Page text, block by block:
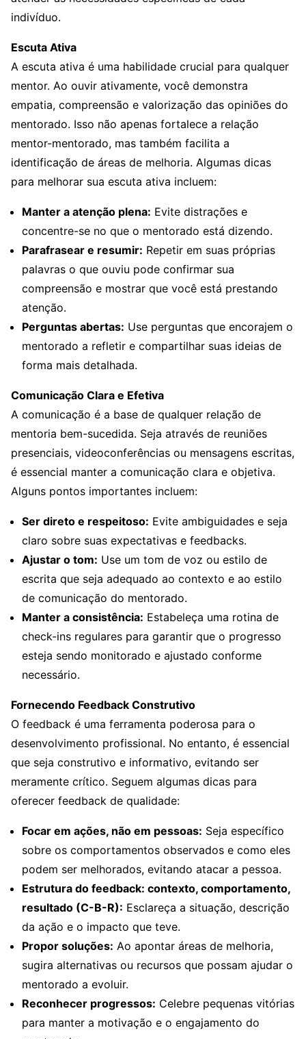
indivíduo.
Escuta Ativa
A escuta ativa é uma habilidade crucial para qualquer
mentor. Ao ouvir ativamente, você demonstra
empatia, compreensão e valorização das opiniões do
mentorado. Isso não apenas fortalece a relação
mentor-mentorado, mas também facilita a
identificação de áreas de melhoria. Algumas dicas
para melhorar sua escuta ativa incluem:
Manter a atenção plena: Evite distrações e
concentre-se no que o mentorado está dizendo.
Parafrasear e resumir: Repetir em suas próprias
palavras o que ouviu pode confirmar sua
compreensão e mostrar que você está prestando
atenção.
Perguntas abertas: Use perguntas que encorajem o
mentorado a refletir e compartilhar suas ideias de
forma mais detalhada.
Comunicação Clara e Efetiva
A comunicação é a base de qualquer relação de
mentoria bem-sucedida. Seja através de reuniões
presenciais, videoconferências ou mensagens escritas,
é essencial manter a comunicação clara e objetiva.
Alguns pontos importantes incluem:
Ser direto e respeitoso: Evite ambiguidades e seja
claro sobre suas expectativas e feedbacks.
Ajustar o tom: Use um tom de voz ou estilo de
escrita que seja adequado ao contexto e ao estilo
de comunicação do mentorado.
Manter a consistência: Estabeleça uma rotina de
check-ins regulares para garantir que o progresso
esteja sendo monitorado e ajustado conforme
necessário.
Fornecendo Feedback Construtivo
O feedback é uma ferramenta poderosa para o
desenvolvimento profissional. No entanto, é essencial
que seja construtivo e informativo, evitando ser
meramente crítico. Seguem algumas dicas para
oferecer feedback de qualidade:
Focar em ações, não em pessoas: Seja específico
sobre os comportamentos observados e como eles
podem ser melhorados, evitando atacar a pessoa.
Estrutura do feedback: contexto, comportamento,
resultado (C-B-R): Esclareça a situação, descrição
da ação e o impacto que teve.
Propor soluções: Ao apontar áreas de melhoria,
sugira alternativas ou recursos que possam ajudar o
mentorado a evoluir.
Reconhecer progressos: Celebre pequenas vitórias
para manter a motivação e o engajamento do